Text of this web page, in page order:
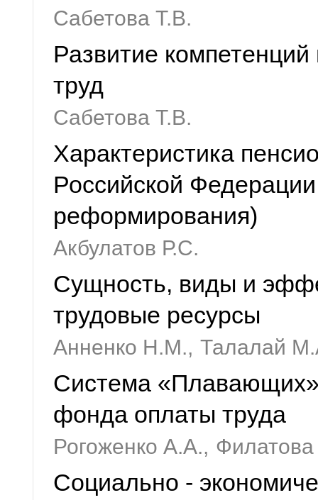
Сабетова Т.В.
Развитие
труд
Сабетова Т.В.
Характеристика
Российской
реформирования)
Акбулатов Р.С.
Сущность, виды и
трудовые ресурсы
Анненко Н.М., Талалай
Система «Плавающих»
фонда оплаты труда
Рогоженко А.А.,
Cоциально -